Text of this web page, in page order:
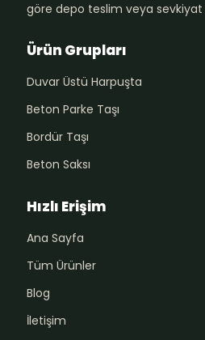
göre depo teslim veya
Ürün Grupları
Duvar Üstü Harpuşta
Beton Parke Taşı
Bordür Taşı
Beton Saksı
Hızlı Erişim
Ana Sayfa
Tüm Ürünler
Blog
İletişim